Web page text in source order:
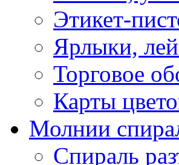
Этикет-
Ярлыки,
Торговое
Карты
Молнии
Спираль